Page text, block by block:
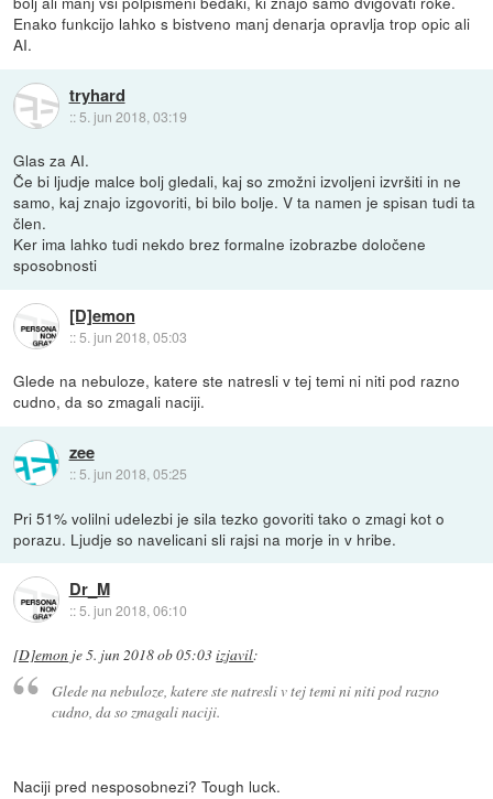
Enako funkcijo lahko s bistveno manj denarja opravlja trop opic ali
AI.
tryhard
:: 5. jun 2018, 03:19
Glas za AI.
Če bi ljudje malce bolj gledali, kaj so zmožni izvoljeni izvršiti in ne
samo, kaj znajo izgovoriti, bi bilo bolje. V ta namen je spisan tudi ta
člen.
Ker ima lahko tudi nekdo brez formalne izobrazbe določene
sposobnosti
[D]emon
::5. jun 2018, 05:03
Glede na nebuloze, katere ste natresli v tej temi ni niti pod razno
cudno, da so zmagali naciji.
zee
:: 5. jun 2018, 05:25
Pri 51% volilni udelezbi je sila tezko govoriti tako o zmagi kot o
porazu. Ljudje so navelicani sli rajsi na morje in v hribe.
Dr_M
::5. jun 2018, 06:10
[D]emon je5. jun 2018 ob 05:03izjavil:
Glede na nebuloze, katere ste natresli v tej temi ni niti pod razno
cudno, da so zmagali naciji.
Naciji pred nesposobnezi? Tough luck.